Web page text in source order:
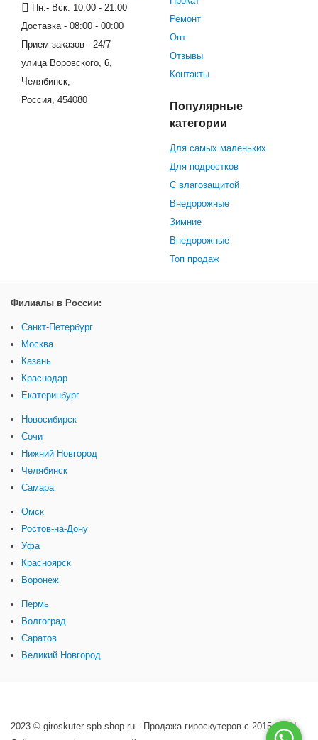
Пн.- Вск. 10:00 - 21:00
Доставка - 08:00 - 00:00
Прием заказов - 24/7
улица Воровского, 6,
Челябинск,
Россия, 454080
Ремонт
Опт
Отзывы
Контакты
Популярные
категории
Для самых маленьких
Для подростков
С влагозащитой
Внедорожные
Зимние
Внедорожные
Топ продаж
Филиалы в России:
Санкт-Петербург
Москва
Казань
Краснодар
Екатеринбург
Новосибирск
Сочи
Нижний Новгород
Челябинск
Самара
Омск
Ростов-на-Дону
Уфа
Красноярск
Воронеж
Пермь
Волгоград
Саратов
Великий Новгород
2023 © giroskuter-spb-shop.ru - Продажа гироскутеров с 2015 года!